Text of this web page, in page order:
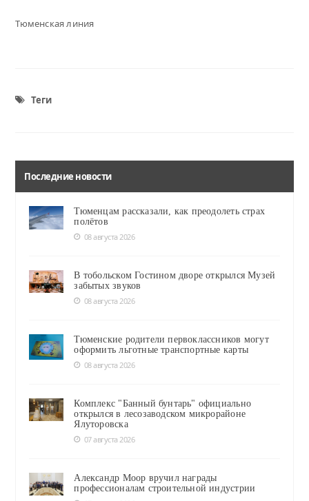
Тюменская линия
Теги
Последние новости
Тюменцам рассказали, как преодолеть страх
полётов
08 августа 2026
В тобольском Гостином дворе открылся Музей
забытых звуков
08 августа 2026
Тюменские родители первоклассников могут
оформить льготные транспортные карты
08 августа 2026
Комплекс "Банный бунтарь" официально
открылся в лесозаводском микрорайоне
Ялуторовска
07 августа 2026
Александр Моор вручил награды
профессионалам строительной индустрии